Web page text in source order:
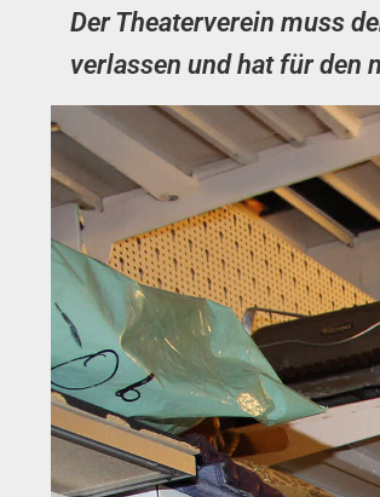
Der Theaterverein muss
verlassen und hat für den